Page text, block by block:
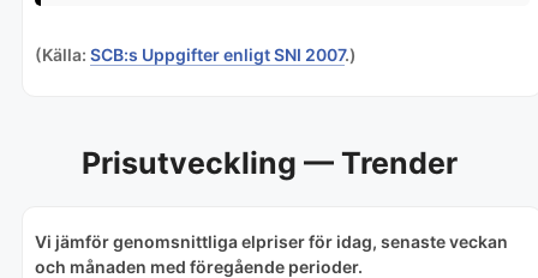
(Källa: SCB:s Uppgifter enligt SNI 2007.)
Prisutveckling — Trender
Vi jämför genomsnittliga elpriser för idag, senaste veckan
och månaden med föregående perioder.